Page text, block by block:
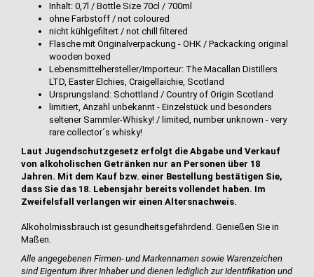
Inhalt: 0,7l / Bottle Size 70cl / 700ml
ohne Farbstoff / not coloured
nicht kühlgefiltert / not chill filtered
Flasche mit Originalverpackung - OHK / Packacking original
wooden boxed
Lebensmittelhersteller/Importeur: The Macallan Distillers
LTD, Easter Elchies, Craigellaichie, Scotland
Ursprungsland: Schottland / Country of Origin Scotland
limitiert, Anzahl unbekannt - Einzelstück und besonders
seltener Sammler-Whisky! / limited, number unknown - very
rare collector´s whisky!
Laut Jugendschutzgesetz erfolgt die Abgabe und Verkauf
von alkoholischen Getränken nur an Personen über 18
Jahren. Mit dem Kauf bzw. einer Bestellung bestätigen Sie,
dass Sie das 18. Lebensjahr bereits vollendet haben. Im
Zweifelsfall verlangen wir einen Altersnachweis.
Alkoholmissbrauch ist gesundheitsgefährdend. Genießen Sie in
Maßen.
Alle angegebenen Firmen- und Markennamen sowie Warenzeichen
sind Eigentum Ihrer Inhaber und dienen lediglich zur Identifikation und